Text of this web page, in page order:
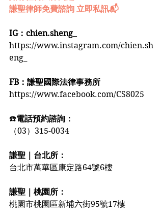
謙聖律師免費諮詢 立即私訊📬
IG：chien.sheng_
https://www.instagram.com/chien.sh
eng_
FB：謙聖國際法律事務所
https://www.facebook.com/CS8025
☎️電話預約諮詢：
（03）315-0034
謙聖｜台北所：
台北市萬華區康定路64號6樓
謙聖｜桃園所：
桃園市桃園區新埔六街95號17樓